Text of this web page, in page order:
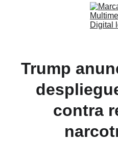
Trump
contra